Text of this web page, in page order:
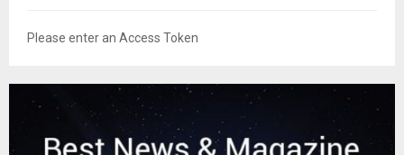
Please enter an Access Token